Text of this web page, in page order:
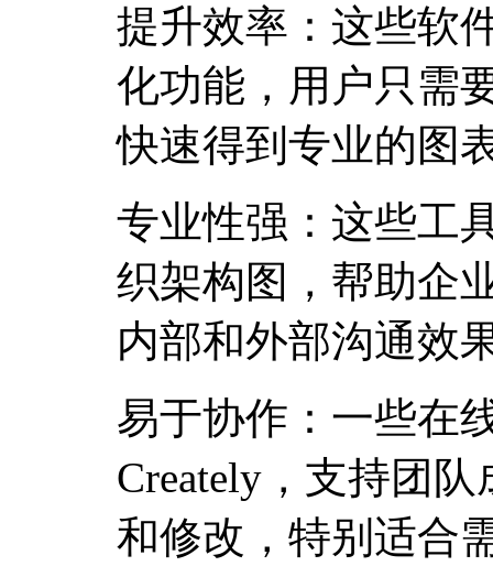
提升效率：这些软
化功能，用户只需
快速得到专业的图
专业性强：这些工
织架构图，帮助企
内部和外部沟通效
易于协作：一些在
Creately，支持团
和修改，特别适合